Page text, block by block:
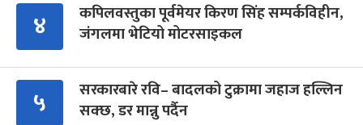
४
कपिलवस्तुका पूर्वमेयर किरण सिंह सम्पर्कविहीन,
जंगलमा भेटियो मोटरसाइकल
५
सरकारबारे रवि– बादलको टुक्रामा जहाज हल्लिन
सक्छ, डर मान्नु पर्दैन